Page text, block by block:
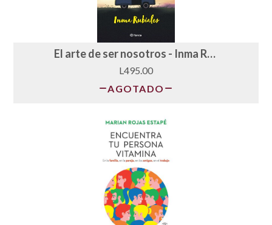
El arte de ser nosotros - Inma Rubiales
L495.00
AGOTADO